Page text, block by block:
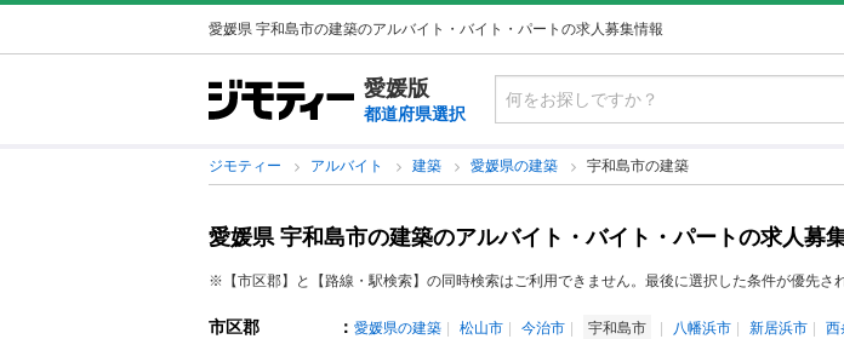
愛媛県 宇和島市の建築のアルバイト・バイト・パートの求人募集情報
愛媛版
都道府県選択
ジモティー アルバイト 建築 愛媛県の建築 宇和島市の建築
愛媛県 宇和島市の建築のアルバイト・バイト・パートの求人募
※【市区郡】と【路線・駅検索】の同時検索はご利用できません。最後に選択した条件が優先され
市区郡 ： 愛媛県の建築 松山市 今治市 宇和島市 八幡浜市 新居浜市 西